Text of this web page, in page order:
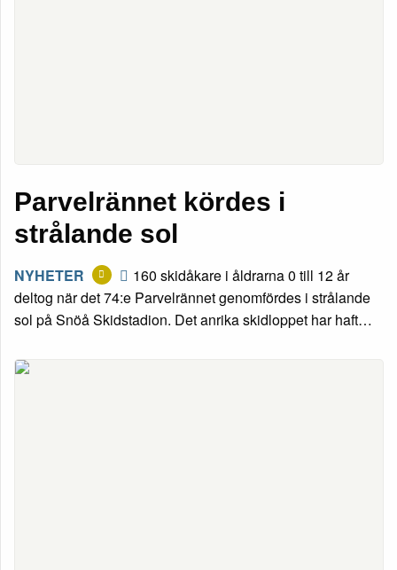
Parvelrännet kördes i
strålande sol
NYHETER
160 skidåkare i åldrarna 0 till 12 år
deltog när det 74:e Parvelrännet genomfördes i strålande
sol på Snöå Skidstadion. Det anrika skidloppet har haft…